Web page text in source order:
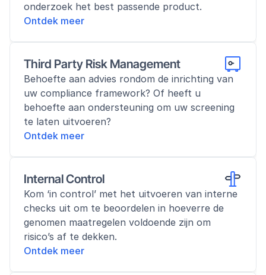
onderzoek het best passende product.
Ontdek meer
Third Party Risk Management
Behoefte aan advies rondom de inrichting van
uw compliance framework? Of heeft u
behoefte aan ondersteuning om uw screening
te laten uitvoeren?
Ontdek meer
Internal Control
Kom ‘in control’ met het uitvoeren van interne
checks uit om te beoordelen in hoeverre de
genomen maatregelen voldoende zijn om
risico’s af te dekken.
Ontdek meer